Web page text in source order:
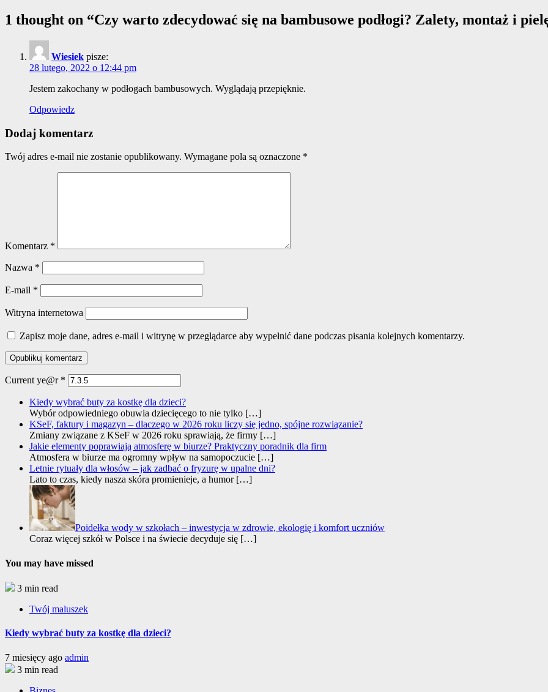
1 thought on “Czy warto zdecydować się na bambusowe podłogi? Zalety, montaż i
Wiesiek pisze:
28 lutego, 2022 o 12:44 pm
Jestem zakochany w podłogach bambusowych. Wyglądają przepięknie.
Odpowiedz
Dodaj komentarz
Twój adres e-mail nie zostanie opublikowany. Wymagane pola są oznaczone *
Komentarz *
Nazwa *
E-mail *
Witryna internetowa
Zapisz moje dane, adres e-mail i witrynę w przeglądarce aby wypełnić dane podczas pisania kolejnych komentarzy.
Current ye@r *
Kiedy wybrać buty za kostkę dla dzieci?
Wybór odpowiedniego obuwia dziecięcego to nie tylko […]
KSeF, faktury i magazyn – dlaczego w 2026 roku liczy się jedno, spójne rozwiązanie?
Zmiany związane z KSeF w 2026 roku sprawiają, że firmy […]
Jakie elementy poprawiają atmosferę w biurze? Praktyczny poradnik dla firm
Atmosfera w biurze ma ogromny wpływ na samopoczucie […]
Letnie rytuały dla włosów – jak zadbać o fryzurę w upalne dni?
Lato to czas, kiedy nasza skóra promienieje, a humor […]
Poidełka wody w szkołach – inwestycja w zdrowie, ekologię i komfort uczniów
Coraz więcej szkół w Polsce i na świecie decyduje się […]
You may have missed
3 min read
Twój maluszek
Kiedy wybrać buty za kostkę dla dzieci?
7 miesięcy ago admin
3 min read